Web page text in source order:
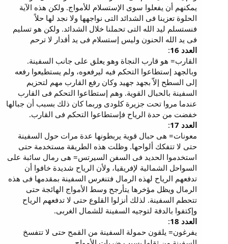
يمكنهم أن يفعلوا سوى الإستسلام للأمواج. ولكن هذه الآية
الحلوة تعزينا فى الشدائد التى نواجهها ولا نجد لها حلاً
فنستسلم ليد الله التى تحملنا خلال الشدائد. ولكن هو تسليم
فى يد الله الحنون وليس إستسلام فى يد أقدار لا ترحم
العدد 16
:
القارب= هو قارب النجاة وهو يعلق على جانب السفينة.
وبالجهد إستطاعوا التحكم فيه ليرفعوه، ولم يستطيعوا رفعه
إلى السطح إلاّ بجهد جهيد وكان رفع القارب مهم لتحزيم
السفينة بالحبال القوية. وهم إستطاعوا التحكم فى القارب
عندما مروا تحت جزيرة كلودى وربما كان ذلك بسبب أن جبالها
خفضت من حدة الرياح فإستطاعوا التحكم فى القارب.
العدد 17
:
معونات= هى حبال قوية يربطونها عدة مرات حول السفينة
حتى لا تتفكك ألواحها. وظلت هذه الطريقة مستخدمة حتى
استخدموا الحديد فى السفن السيرتس= هى رمال سائبة على
السواحل الشمالية لإفريقيا، ولأن الرياح شديدة خافوا أن
تدفعهم الرياح لهذه الرمال فتنغرس السفينة بمقدمها فى هذه
الرمال ويظل مؤخرها يتأرجح وسط الأمواج الهائجة حتى
تتحطم السفينة. لذلك أنزلوا القلوع حتى لا تدفعهم الرياح
وإكتفوا بالدفة لتوجيه السفينة للشمال الغربى.
العدد 18
:
يفرغون= يلقون حمولة السفينة من القمح حتى لا تتفسخ